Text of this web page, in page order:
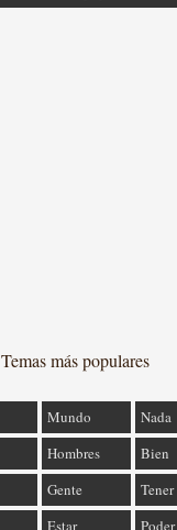
Temas más populares
Mundo
Nada
Hombres
Bien
Gente
Tener
Estar Poder